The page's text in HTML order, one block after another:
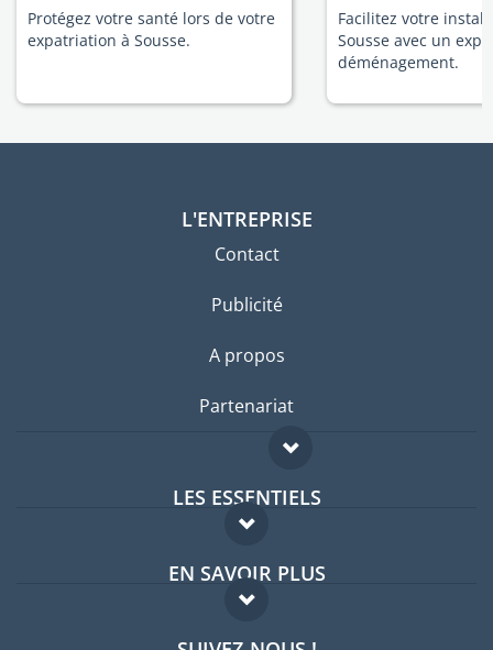
Protégez votre santé lors de votre
expatriation à Sousse.
Facilitez votre
Sousse avec un
déménagement.
L'ENTREPRISE
Contact
Publicité
A propos
Partenariat
LES ESSENTIELS
Forum expatriés
Guides pays
EN SAVOIR PLUS
FAQ